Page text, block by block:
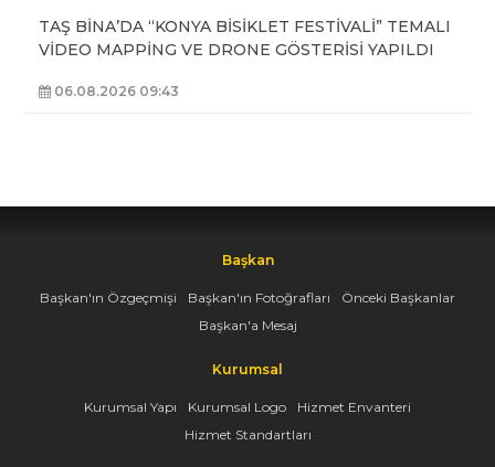
TAŞ BİNA’DA “KONYA BİSİKLET FESTİVALİ” TEMALI
VİDEO MAPPİNG VE DRONE GÖSTERİSİ YAPILDI
06.08.2026 09:43
Başkan
Başkan'ın Özgeçmişi Başkan'ın Fotoğrafları
Önceki Başkanlar
Başkan'a Mesaj
Kurumsal
Kurumsal Yapı Kurumsal Logo
Hizmet Envanteri
Hizmet Standartları